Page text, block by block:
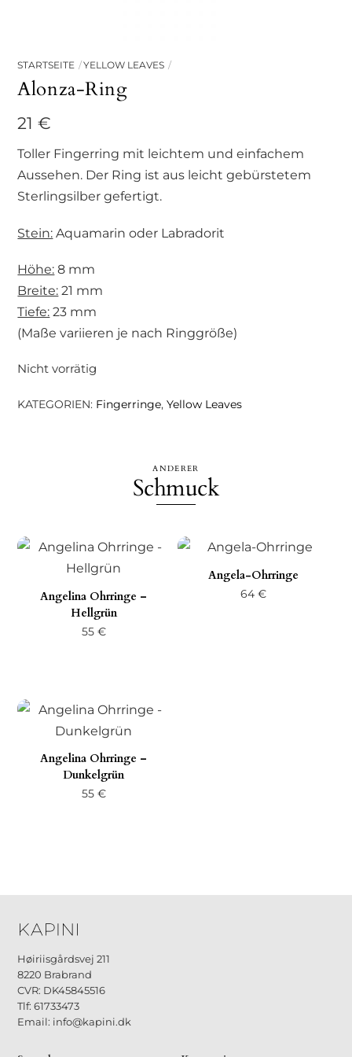
STARTSEITE YELLOW LEAVES
Alonza-Ring
21€
Toller Fingerring mit leichtem und einfachem
Aussehen. Der Ring ist aus leicht gebürstetem
Sterlingsilber gefertigt.
Stein: Aquamarin oder Labradorit
Höhe: 8 mm
Breite: 21 mm
Tiefe: 23 mm
(Maße variieren je nach Ringgröße)
Nicht vorrätig
KATEGORIEN: Fingerringe,Yellow Leaves
ANDERER
Schmuck
Angelina Ohrringe –
Hellgrün
55 €
Angela-Ohrringe
64€
Angelina Ohrringe –
Dunkelgrün
55 €
Høiriisgårdsvej 211
8220 Brabrand
CVR: DK45845516
Tlf: 61733473
Email: info@kapini.dk